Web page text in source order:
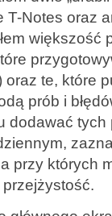
Notes oraz
większość
te, które
prób i
dodawać
przy których